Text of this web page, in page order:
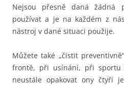
Nejsou přesně daná žádná
používat a je na každém z
nástroj v dané situaci použije.
Můžete také „čistit
frontě, při usínání, při
neustále opakovat ony čtyři